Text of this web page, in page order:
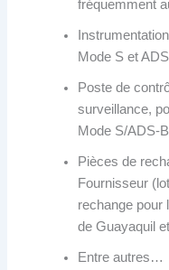
fréquemment
Mode S et
Poste de
surveillance,
Mode S/ADS-
Pièces de
Fournisseur
rechange pour
de Guayaquil
Entre autres…